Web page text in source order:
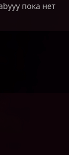
пока нет